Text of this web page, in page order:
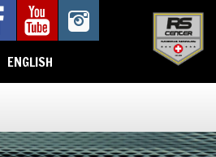
ENGLISH